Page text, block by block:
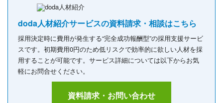
doda人材紹介サービスの資料請求・相談はこちら
採用決定時に費用が発生する“完全成功報酬型”の採用支援サービ
スです。初期費用0円のため低リスクで効率的に欲しい人材を採
用することが可能です。サービス詳細については以下からお気
軽にお問合せください。
資料請求・お問い合わせ